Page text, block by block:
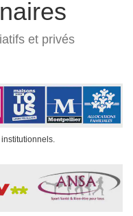
et privés